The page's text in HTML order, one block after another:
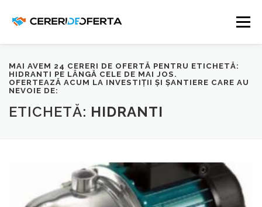
conținut
Meniu
ADAUGĂ CEREREA TA BENEFICII
CERERI DE OFERTĂ CONTACTEAZĂ-NE!
MAI AVEM 24 CERERI DE OFERTĂ PENTRU ETICHETĂ:
HIDRANTI PE LÂNGĂ CELE DE MAI JOS.
OFERTEAZĂ ACUM LA INVESTIȚII ȘI ȘANTIERE CARE AU
NEVOIE DE:
ETICHETĂ: HIDRANTI